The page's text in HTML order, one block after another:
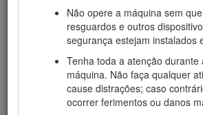
Não opere a máquina sem
resguardos e outros
segurança estejam instalados
Tenha toda a atenção durante
máquina. Não faça qualquer
cause distrações; caso
ocorrer ferimentos ou danos
Pode contactar a Toro diretamente em
obter informações sobre materiais de
para obter o contacto de um
o seu produto.
Sempre que necessitar de assistência,